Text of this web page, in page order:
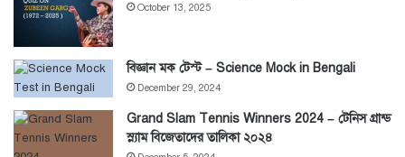
October 13, 2025
বিজ্ঞান মক টেস্ট – Science Mock in Bengali
December 29, 2024
Grand Slam Tennis Winners 2024 – টেনিস গ্রান্ড
স্ল্যাম বিজেতাদের তালিকা ২০২৪